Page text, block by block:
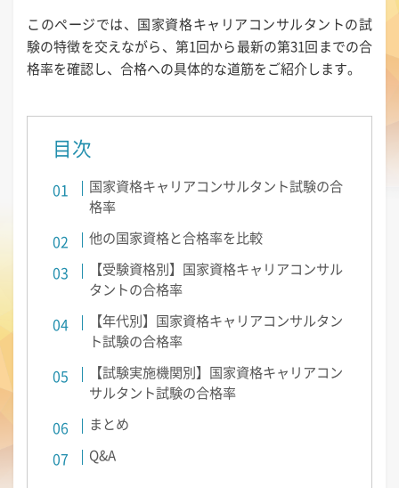
このページでは、国家資格キャリアコンサルタントの試
験の特徴を交えながら、第1回から最新の第31回までの合
格率を確認し、合格への具体的な道筋をご紹介します。
目次
国家資格キャリアコンサルタント試験の合
格率
他の国家資格と合格率を比較
【受験資格別】国家資格キャリアコンサル
タントの合格率
【年代別】国家資格キャリアコンサルタン
ト試験の合格率
【試験実施機関別】国家資格キャリアコン
サルタント試験の合格率
まとめ
Q&A